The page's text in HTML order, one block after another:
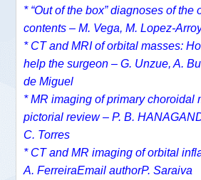
* “Out of the box” diagnoses of the
contents – M. Vega, M. Lopez-
* CT and MRI of orbital masses:
help the surgeon – G. Unzue, A.
de Miguel
* MR imaging of primary choroidal
pictorial review – P. B.
C. Torres
* CT and MR imaging of orbital
A. FerreiraEmail authorP. Saraiva